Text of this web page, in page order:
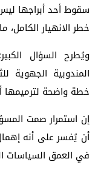
سقوط أحد أبراجها
خطر الانهيار
ويُطرح السؤال
المندوبية الجهوية
خطة واضحة لترميمها
إن استمرار صمت
أن يُفسر على أنه
في العمق السياسات